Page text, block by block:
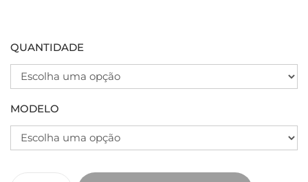
QUANTIDADE
MODELO